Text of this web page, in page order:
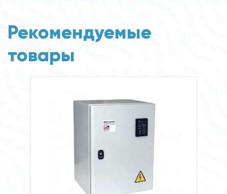
Рекомендуемые
товары